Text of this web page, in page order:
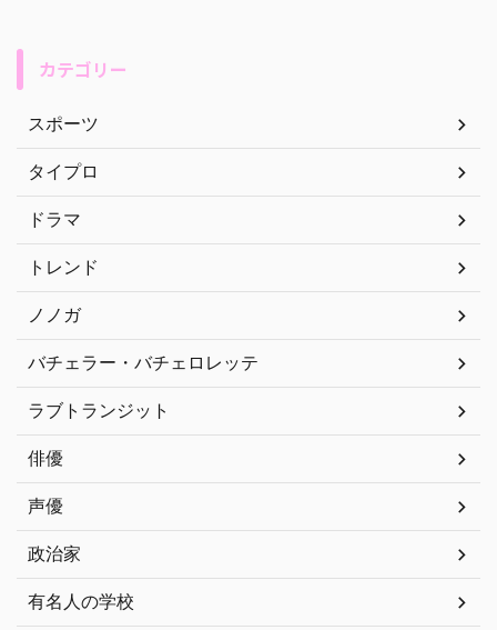
カテゴリー
スポーツ
タイプロ
ドラマ
トレンド
ノノガ
バチェラー・バチェロレッテ
ラブトランジット
俳優
声優
政治家
有名人の学校